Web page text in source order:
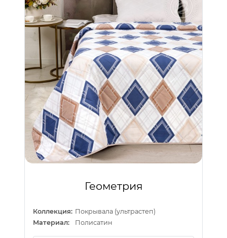
Геометрия
Коллекция: Покрывала (ультрастеп)
Материал:
Полисатин